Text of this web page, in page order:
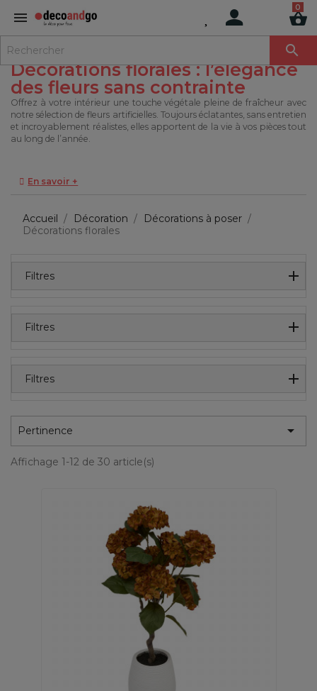

Décorations florales : l’élégance
des fleurs sans contrainte
Offrez à votre intérieur une touche végétale pleine de fraîcheur avec
notre sélection de fleurs artificielles. Toujours éclatantes, sans entretien
et incroyablement réalistes, elles apportent de la vie à vos pièces tout
au long de l’année.
En savoir +
Accueil Décoration
Décorations à poser
Décorations florales
Filtres
Filtres
Filtres
Pertinence 
Affichage 1-12 de 30 article(s)